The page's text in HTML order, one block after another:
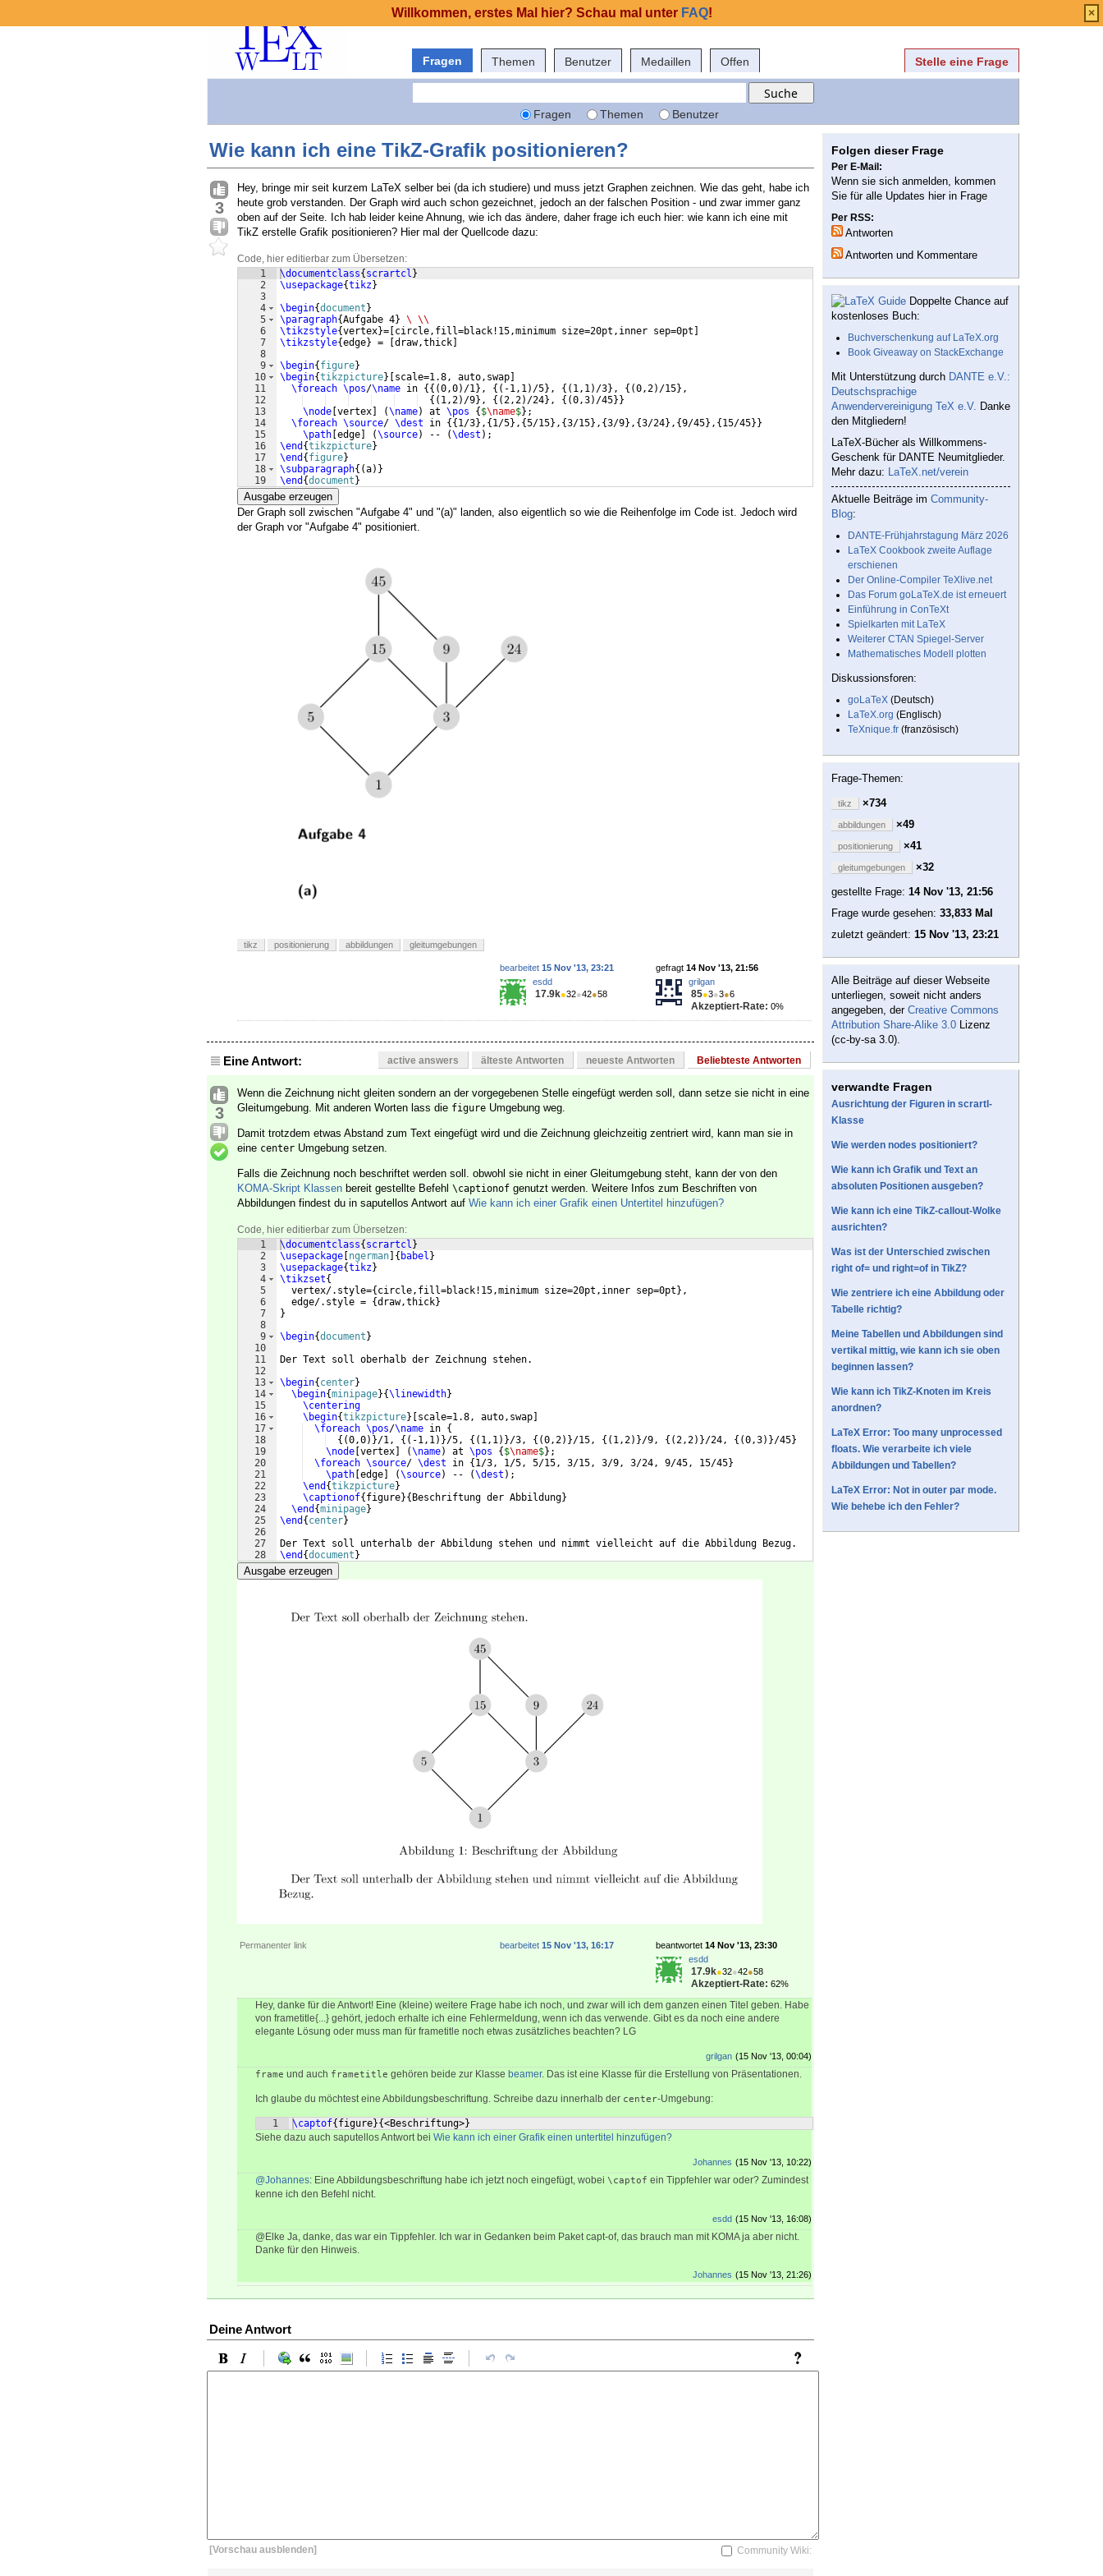
Fragen Themen Benutzer Medaillen Offen Stelle eine Frage
Fragen Themen Benutzer
Wie kann ich eine TikZ-Grafik positionieren?
3
Hey, bringe mir seit kurzem LaTeX selber bei (da ich studiere) und muss jetzt Graphen zeichnen. Wie das geht, habe ich
heute grob verstanden. Der Graph wird auch schon gezeichnet, jedoch an der falschen Position - und zwar immer ganz
oben auf der Seite. Ich hab leider keine Ahnung, wie ich das ändere, daher frage ich euch hier: wie kann ich eine mit
TikZ erstelle Grafik positionieren? Hier mal der Quellcode dazu:
Code, hier editierbar zum Übersetzen:
1
2
3
4
5
6
7
8
9
10
11
12
13
14
15
16
17
18
19
\documentclass{ scrartcl }
\usepackage{tikz}
\begin{document }
\paragraph{Aufgabe 4} \ \\
\tikzstyle{vertex}= circle,fill=black!15,minimum size=20pt,inner sep=0pt
\tikzstyle{edge} = draw,thick
\begin{ figure}
\begin{tikzpicture} scale=1.8, auto,swap
\foreach \pos/\name in {{(0,0) /1} , {( -1,1) /5} , {( 1,1) /3} , {(0,2) /15} ,
{( 1,2) /9} , {(2,2) /24} , {(0,3) /45}}
\node vertex (\name) at \pos { $\name$} ;
\foreach \source/ \dest in {{ 1/3} , { 1/5} , {5/15} , {3/15} , {3/9} , {3/24} , {9/45} , { 15/45}}
\path edge (\source) -- (\dest ) ;
\end {tikzpicture}
\end { figure}
\subparagraph{(a)}
\end {document }
Ausgabe erzeugen
Der Graph soll zwischen "Aufgabe 4" und "(a)" landen, also eigentlich so wie die Reihenfolge im Code ist. Jedoch wird
der Graph vor "Aufgabe 4" positioniert.
tikz positionierung abbildungen gleitumgebungen
gefragt 14 Nov '13, 21:56
grilgan
85●3●3●6
Akzeptiert-Rate: 0%
bearbeitet 15 Nov '13, 23:21
esdd
17.9k●32●42●58
Eine Antwort: active answers älteste Antworten neueste Antworten Beliebteste Antworten
3
Wenn die Zeichnung nicht gleiten sondern an der vorgegebenen Stelle eingefügt werden soll, dann setze sie nicht in eine
Gleitumgebung. Mit anderen Worten lass die figure Umgebung weg.
Damit trotzdem etwas Abstand zum Text eingefügt wird und die Zeichnung gleichzeitig zentriert wird, kann man sie in
eine center Umgebung setzen.
Falls die Zeichnung noch beschriftet werden soll. obwohl sie nicht in einer Gleitumgebung steht, kann der von den
KOMA-Skript Klassen bereit gestellte Befehl \captionof genutzt werden. Weitere Infos zum Beschriften von
Abbildungen findest du in saputellos Antwort auf Wie kann ich einer Grafik einen Untertitel hinzufügen?
Code, hier editierbar zum Übersetzen:
1
2
3
4
5
6
7
8
9
10
11
12
13
14
15
16
17
18
19
20
21
22
23
24
25
26
27
28
\documentclass{ scrartcl }
\usepackage ngerman { babel }
\usepackage{tikz}
\tikzset{
  vertex/.style=
{ circle,fill=black!15,minimum size=20pt,inner sep=0pt } ,
  edge/.style =
{draw,thick}
}
\begin{document }
Der Text soll oberhalb der Zeichnung stehen.
\begin{ center}
\begin{minipage}{\linewidth}
\centering
\begin{tikzpicture} scale=1.8, auto,swap
\foreach \pos/\name in {
{(0,0)}/1, {( -1,1)}/5, {( 1,1)}/3, {(0,2)}/15, {( 1,2)}/9, {(2,2)}/24, {(0,3)}/45}
\node vertex (\name) at \pos { $\name$} ;
\foreach \source/ \dest in { 1/3, 1/5, 5/15, 3/15, 3/9, 3/24, 9/45, 15/45}
\path edge (\source) -- (\dest ) ;
\end {tikzpicture}
\captionof{ figure}{ Beschriftung der Abbildung}
\end {minipage}
\end { center}
Der Text soll unterhalb der Abbildung stehen und nimmt vielleicht auf die Abbildung Bezug.
\end {document }
Ausgabe erzeugen
Permanenter link beantwortet 14 Nov '13, 23:30
esdd
17.9k●32●42●58
Akzeptiert-Rate: 62%
bearbeitet 15 Nov '13, 16:17
Hey, danke für die Antwort! Eine (kleine) weitere Frage habe ich noch, und zwar will ich dem ganzen einen Titel geben. Habe
von frametitle{...} gehört, jedoch erhalte ich eine Fehlermeldung, wenn ich das verwende. Gibt es da noch eine andere
elegante Lösung oder muss man für frametitle noch etwas zusätzliches beachten? LG
(15 Nov '13, 00:04)
grilgan
frame und auch frametitle gehören beide zur Klasse beamer. Das ist eine Klasse für die Erstellung von Präsentationen.
Ich glaube du möchtest eine Abbildungsbeschriftung. Schreibe dazu innerhalb der center-Umgebung:
1 \captof{figure}{<Beschriftung>}
Siehe dazu auch saputellos Antwort bei Wie kann ich einer Grafik einen untertitel hinzufügen?
(15 Nov '13, 10:22)
Johannes
@Johannes: Eine Abbildungsbeschriftung habe ich jetzt noch eingefügt, wobei \captof ein Tippfehler war oder? Zumindest
kenne ich den Befehl nicht.
(15 Nov '13, 16:08)
esdd
@Elke Ja, danke, das war ein Tippfehler. Ich war in Gedanken beim Paket capt-of, das brauch man mit KOMA ja aber nicht.
Danke für den Hinweis.
(15 Nov '13, 21:26)
Johannes
Deine Antwort
[Vorschau ausblenden] Community Wiki:
Folgen dieser Frage
Per E-Mail:
Wenn sie sich anmelden, kommen
Sie für alle Updates hier in Frage
Per RSS:
Antworten
Antworten und Kommentare
Doppelte Chance auf
kostenloses Buch:
Buchverschenkung auf LaTeX.org
Book Giveaway on StackExchange
Mit Unterstützung durch DANTE e.V.:
Deutschsprachige
Anwendervereinigung TeX e.V. Danke
den Mitgliedern!
LaTeX-Bücher als Willkommens-
Geschenk für DANTE Neumitglieder.
Mehr dazu: LaTeX.net/verein
Aktuelle Beiträge im Community-
Blog:
DANTE-Frühjahrstagung März 2026
LaTeX Cookbook zweite Auflage
erschienen
Der Online-Compiler TeXlive.net
Das Forum goLaTeX.de ist erneuert
Einführung in ConTeXt
Spielkarten mit LaTeX
Weiterer CTAN Spiegel-Server
Mathematisches Modell plotten
Diskussionsforen:
goLaTeX (Deutsch)
LaTeX.org (Englisch)
TeXnique.fr (französisch)
Frage-Themen:
tikz ×734
abbildungen ×49
positionierung ×41
gleitumgebungen
×32
gestellte Frage: 14 Nov '13, 21:56
Frage wurde gesehen: 33,833 Mal
zuletzt geändert: 15 Nov '13, 23:21
Alle Beiträge auf dieser Webseite
unterliegen, soweit nicht anders
angegeben, der Creative Commons
Attribution Share-Alike 3.0 Lizenz
(cc-by-sa 3.0).
verwandte Fragen
Ausrichtung der Figuren in scrartl-
Klasse
Wie werden nodes positioniert?
Wie kann ich Grafik und Text an
absoluten Positionen ausgeben?
Wie kann ich eine TikZ-callout-Wolke
ausrichten?
Was ist der Unterschied zwischen
right of= und right=of in TikZ?
Wie zentriere ich eine Abbildung oder
Tabelle richtig?
Meine Tabellen und Abbildungen sind
vertikal mittig, wie kann ich sie oben
beginnen lassen?
Wie kann ich TikZ-Knoten im Kreis
anordnen?
LaTeX Error: Too many unprocessed
floats. Wie verarbeite ich viele
Abbildungen und Tabellen?
LaTeX Error: Not in outer par mode.
Wie behebe ich den Fehler?
Willkommen, erstes Mal hier? Schau mal unter FAQ! ×